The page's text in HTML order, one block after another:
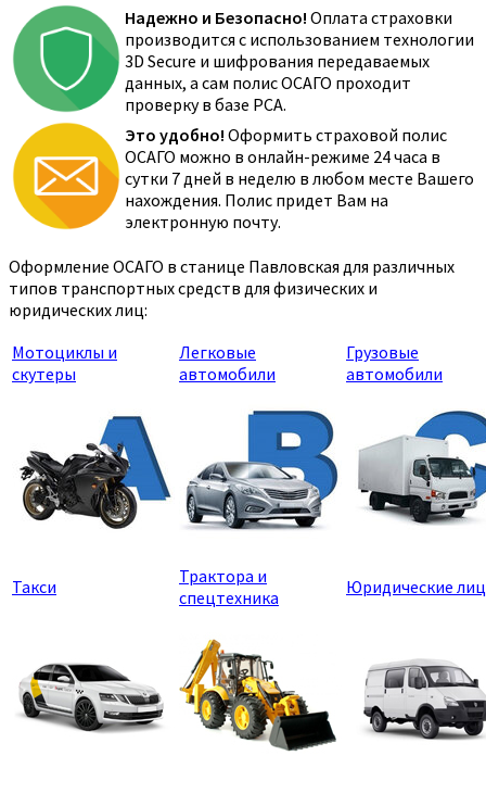
Надежно и Безопасно! Оплата страховки
производится с использованием технологии
3D Secure и шифрования передаваемых
данных, а сам полис ОСАГО проходит
проверку в базе РСА.
Это удобно! Оформить страховой полис
ОСАГО можно в онлайн-режиме 24 часа в
сутки 7 дней в неделю в любом месте Вашего
нахождения. Полис придет Вам на
электронную почту.
Оформление ОСАГО в станице Павловская для различных
типов транспортных средств для физических и
юридических лиц:
Мотоциклы и
скутеры
Легковые
автомобили
Грузовые
автомобили
Такси
Трактора и
спецтехника
Юридические